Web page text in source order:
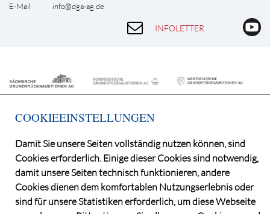
E-Mail info@dga-ag.de
INFOLETTER
©2026 Deutsche Grundstücksauktionen AG
KATALOGBEZUG
COOKIEEINSTELLUNGEN
Damit Sie unsere Seiten vollständig nutzen können, sind
Cookies erforderlich. Einige dieser Cookies sind notwendig,
damit unsere Seiten technisch funktionieren, andere
Cookies dienen dem komfortablen Nutzungserlebnis oder
sind für unsere Statistiken erforderlich, um diese Webseite